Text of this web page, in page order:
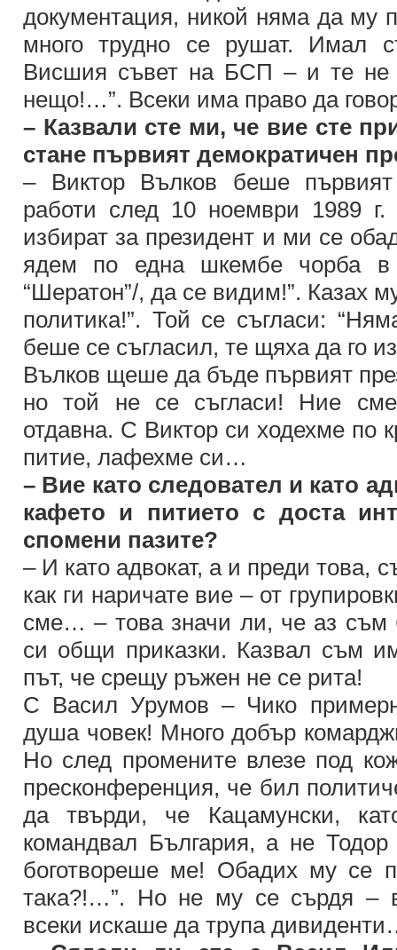
документация, никой няма да му
много трудно се рушат. Имал
Висшия съвет на БСП – и те не
нещо!…”. Всеки има право да
– Казвали сте ми, че вие сте
стане първият демократичен
– Виктор Вълков беше
работи след 10 ноември 1989
избират за президент и ми се
ядем по една шкембе чорба в
“Шератон”/, да се видим!”. Казах
политика!”. Той се съгласи:
беше се съгласил, те щяха да го
Вълков щеше да бъде първият
но той не се съгласи! Ние
отдавна. С Виктор си ходехме по
питие, лафехме си…
– Вие като следовател и като
кафето и питието с доста
спомени пазите?
– И като адвокат, а и преди това,
как ги наричате вие – от
сме… – това значи ли, че аз съм
си общи приказки. Казвал съм
път, че срещу ръжен не се рита!
С Васил Урумов – Чико
душа човек! Много добър
Но след промените влезе под
пресконференция, че бил
да твърди, че Кацамунски,
командвал България, а не
боготвореше ме! Обадих му се
така?!…”. Но не му се сърдя –
всеки искаше да трупа